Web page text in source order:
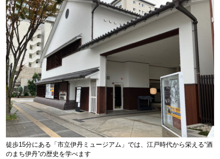
徒歩15分にある「市立伊丹ミュージアム」では、江戸時代から栄える“酒
のまち伊丹”の歴史を学べます